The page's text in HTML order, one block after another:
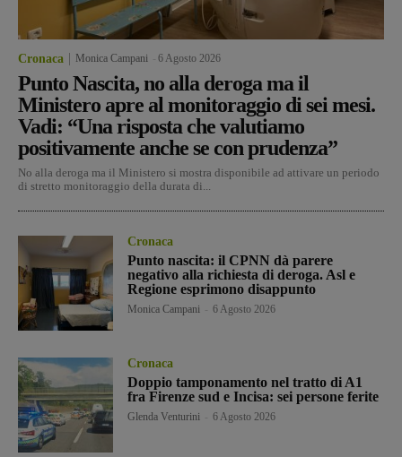
Cronaca Monica Campani 6 Agosto 2026
Punto Nascita, no alla deroga ma il
Ministero apre al monitoraggio di sei mesi.
Vadi: “Una risposta che valutiamo
positivamente anche se con prudenza”
No alla deroga ma il Ministero si mostra disponibile ad attivare un periodo
di stretto monitoraggio della durata di...
Cronaca
Punto nascita: il CPNN dà parere
negativo alla richiesta di deroga. Asl e
Regione esprimono disappunto
Monica Campani 6 Agosto 2026
Cronaca
Doppio tamponamento nel tratto di A1
fra Firenze sud e Incisa: sei persone ferite
Glenda Venturini 6 Agosto 2026